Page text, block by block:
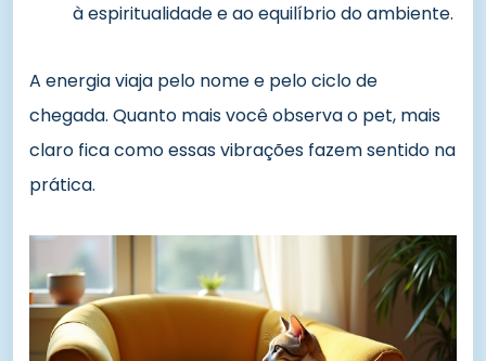
à espiritualidade e ao equilíbrio do ambiente.
A energia viaja pelo nome e pelo ciclo de
chegada. Quanto mais você observa o pet, mais
claro fica como essas vibrações fazem sentido na
prática.